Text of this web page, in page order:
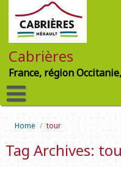
Cabrières
France, région
Home / tour
Tag Archives: